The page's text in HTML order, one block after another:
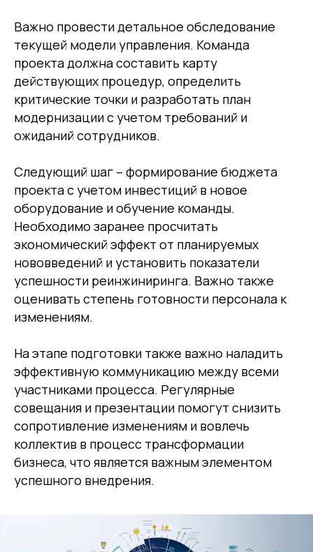
Важно провести детальное обследование
текущей модели управления. Команда
проекта должна составить карту
действующих процедур, определить
критические точки и разработать план
модернизации с учетом требований и
ожиданий сотрудников.
Следующий шаг – формирование бюджета
проекта с учетом инвестиций в новое
оборудование и обучение команды.
Необходимо заранее просчитать
экономический эффект от планируемых
нововведений и установить показатели
успешности реинжиниринга. Важно также
оценивать степень готовности персонала к
изменениям.
На этапе подготовки также важно наладить
эффективную коммуникацию между всеми
участниками процесса. Регулярные
совещания и презентации помогут снизить
сопротивление изменениям и вовлечь
коллектив в процесс трансформации
бизнеса, что является важным элементом
успешного внедрения.